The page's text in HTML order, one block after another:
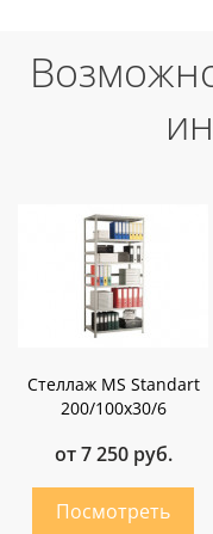
Стеллаж MS Standart
200/100x30/6
от 7 250 руб.